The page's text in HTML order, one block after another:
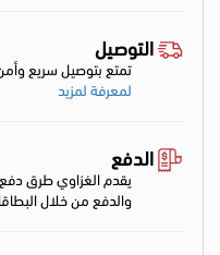
التوصيل
تمتع بتوصيل سريع
لمعرفة لمزيد
الدفع
يقدم الغزاوي طرق دفع
والدفع من خلال